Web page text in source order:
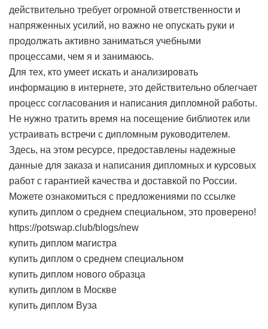
действительно требует огромной ответственности и
напряженных усилий, но важно не опускать руки и
продолжать активно заниматься учебными
процессами, чем я и занимаюсь.
Для тех, кто умеет искать и анализировать
информацию в интернете, это действительно облегчает
процесс согласования и написания дипломной работы.
Не нужно тратить время на посещение библиотек или
устраивать встречи с дипломным руководителем.
Здесь, на этом ресурсе, предоставлены надежные
данные для заказа и написания дипломных и курсовых
работ с гарантией качества и доставкой по России.
Можете ознакомиться с предложениями по ссылке
купить диплом о среднем специальном, это проверено!
https://potswap.club/blogs/new
купить диплом магистра
купить диплом о среднем специальном
купить диплом нового образца
купить диплом в Москве
купить диплом Вуза